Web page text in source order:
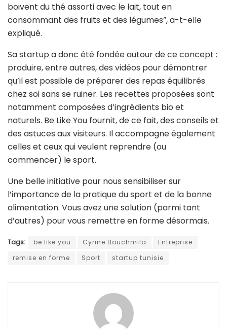
boivent du thé assorti avec le lait, tout en
consommant des fruits et des légumes”, a-t-elle
expliqué.
Sa startup a donc été fondée autour de ce concept :
produire, entre autres, des vidéos pour démontrer
qu’il est possible de préparer des repas équilibrés
chez soi sans se ruiner. Les recettes proposées sont
notamment composées d’ingrédients bio et
naturels. Be Like You fournit, de ce fait, des conseils et
des astuces aux visiteurs. Il accompagne également
celles et ceux qui veulent reprendre (ou
commencer) le sport.
Une belle initiative pour nous sensibiliser sur
l’importance de la pratique du sport et de la bonne
alimentation. Vous avez une solution (parmi tant
d’autres) pour vous remettre en forme désormais.
Tags: be like you Cyrine Bouchmila
Entreprise
remise en forme
Sport startup tunisie